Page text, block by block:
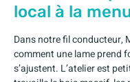
local à la
Dans notre fil conducteur,
comment une lame prend
s’ajustent. L’atelier est